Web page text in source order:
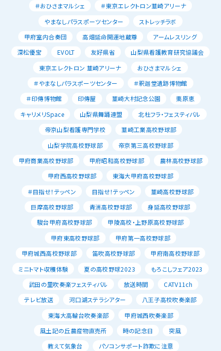
＃おひさまマルシェ
＃東京エレクトロン韮崎アリーナ
やまなしパラスポーツセンター
ストレッチラボ
甲府室内合奏団
高畑延命開運地蔵尊
アームレスリング
深松優宝
EVOLT 友好県省
山梨県看護教育研究協議会
東京エレクトロン 韮崎アリーナ
おひさまマルシェ
＃やまなしパラスポーツセンター
＃釈迦堂遺跡博物館
＃印傳博物館
印傳屋 韮崎大村記念公園
栗原恵
キャリメリSpace
山梨県舞踊連盟
北杜フラ・フェスティバル
帝京山梨看護専門学校
韮崎工業高校野球部
山梨学院高校野球部
帝京第三高校野球部
甲府商業高校野球部
甲府昭和高校野球部
農林高校野球部
甲府西高校野球部
東海大甲府高校野球部
＃目指せ！テッペン
目指せ！テッペン
韮崎高校野球部
巨摩高校野球部
青洲高校野球部
身延高校野球部
駿台甲府高校野球部
甲陵高校・上野原高校野球部
甲府東高校野球部
甲府第一高校野球部
甲府城西高校野球部
笛吹高校野球部
甲府南高校野球部
ミニトマト収穫体験
夏の高校野球2023
もろこしフェア2023
武田の里吹奏楽フェスティバル
放送時間
CATV11ch
テレビ放送
河口湖ステラシアター
八王子高校吹奏楽部
東海大高輪台吹奏楽部
甲府城西吹奏楽部
風土記の丘農産物直売所
時の記念日
突風
教えて気象台
パソコンサポート詐欺に注意